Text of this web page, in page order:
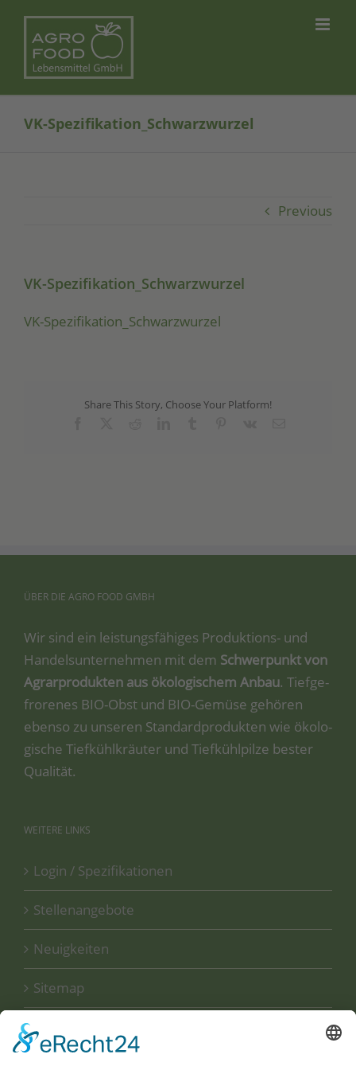
content
VK-Spezifikation_Schwarzwurzel
Previous
VK-Spezifikation_Schwarzwurzel
VK-Spe­zi­fi­ka­ti­on_­Schwarz­wur­zel
Share This Story, Choose Your Platform!
ÜBER DIE AGRO FOOD GMBH
Wir sind ein leis­tungs­fä­hi­ges Pro­duk­ti­ons- und
Han­dels­un­ter­neh­men mit dem Schwer­punkt von
Agrar­pro­duk­ten aus öko­lo­gi­schem Anbau. Tief­ge­
fro­re­nes BIO-Obst und BIO-Gemü­se gehö­ren
eben­so zu unse­ren Stan­dard­pro­duk­ten wie öko­lo­
gi­sche Tief­kühl­kräu­ter und Tief­kühl­pil­ze bes­ter
Qualität.
WEITERE LINKS
Login / Spezifikationen
Stellenangebote
Neuigkeiten
Sitemap
Disclaimer